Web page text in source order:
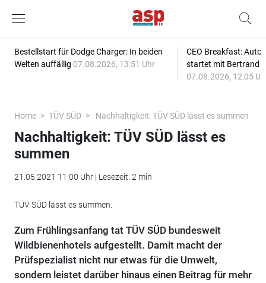
Bestellstart für Dodge Charger: In beiden
Welten auffällig 07.08.2026, 13:51 Uhr
CEO Breakfast:
startet mit Bertrand
07.08.2026, 12:05
Home TÜV SÜD Nachhaltigkeit: TÜV SÜD lässt es summen
Nachhaltigkeit: TÜV SÜD lässt es
summen
21.05.2021 11:00 Uhr | Lesezeit: 2 min
TÜV SÜD lässt es summen.
Zum Frühlingsanfang tat TÜV SÜD bundesweit
Wildbienenhotels aufgestellt. Damit macht der
Prüfspezialist nicht nur etwas für die Umwelt,
sondern leistet darüber hinaus einen Beitrag für mehr